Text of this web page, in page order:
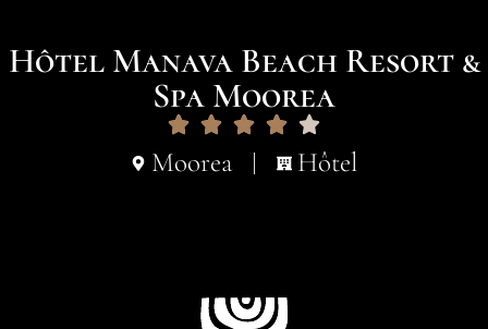
Hôtel Manava Beach Resort &
Spa Moorea
Moorea Hôtel